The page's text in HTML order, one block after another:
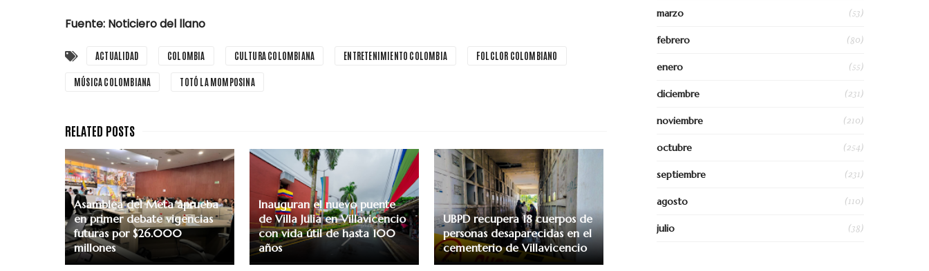
Fuente: Noticiero del llano
ACTUALIDAD COLOMBIA CULTURA COLOMBIANA ENTRETENIMIENTO COLOMBIA FOLCLOR COLOMBIANO
MÚSICA COLOMBIANA TOTÓ LA MOMPOSINA
Asamblea del Meta aprueba
en primer debate vigencias
futuras por $26.000
millones
Inauguran el nuevo puente
de Villa Julia en Villavicencio
con vida útil de hasta 100
años
UBPD recupera 18 cuerpos de
personas desaparecidas en el
cementerio de Villavicencio
marzo (53)
febrero (80)
enero (55)
diciembre (231)
noviembre (210)
octubre (254)
septiembre (231)
agosto (110)
julio (38)